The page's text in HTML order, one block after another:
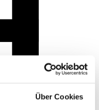
Über Cookies